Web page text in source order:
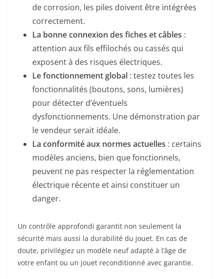
de corrosion, les piles doivent être intégrées
correctement.
La bonne connexion des fiches et câbles :
attention aux fils effilochés ou cassés qui
exposent à des risques électriques.
Le fonctionnement global : testez toutes les
fonctionnalités (boutons, sons, lumières)
pour détecter d’éventuels
dysfonctionnements. Une démonstration par
le vendeur serait idéale.
La conformité aux normes actuelles : certains
modèles anciens, bien que fonctionnels,
peuvent ne pas respecter la réglementation
électrique récente et ainsi constituer un
danger.
Un contrôle approfondi garantit non seulement la
sécurité mais aussi la durabilité du jouet. En cas de
doute, privilégiez un modèle neuf adapté à l’âge de
votre enfant ou un jouet reconditionné avec garantie.